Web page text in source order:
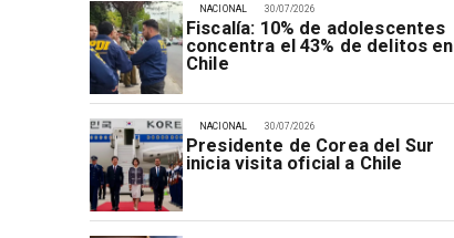
30/07/2026
Fiscalía: 10% de adolescentes
concentra el 43% de delitos en
Chile
NACIONAL
30/07/2026
Presidente de Corea del Sur
inicia visita oficial a Chile
NACIONAL